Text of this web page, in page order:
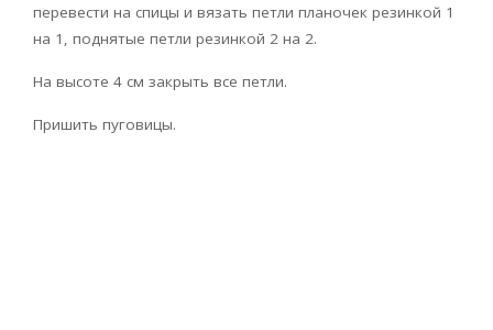
перевести на спицы и вязать петли планочек резинкой 1
на 1, поднятые петли резинкой 2 на 2.
На высоте 4 см закрыть все петли.
Пришить пуговицы.